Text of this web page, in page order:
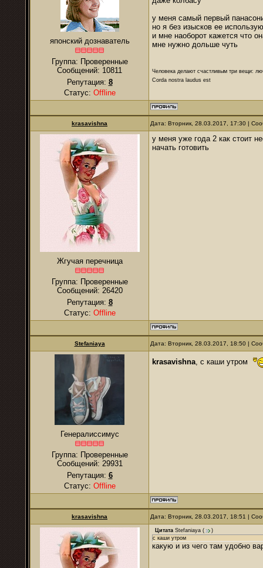
японский дознаватель
Группа: Проверенные
Сообщений: 10811
Репутация: 8
Статус: Offline
у меня самый первый
но я без изысков ее использую
и мне наоборот кажется что
мне нужно дольше чуть
Человека делают счастливым три вещи:
Corda nostra laudus est
krasavishna Дата: Вторник, 28.03.2017, 17:30 |
Жгучая перечница
Группа: Проверенные
Сообщений: 26420
Репутация: 8
Статус: Offline
у меня уже года 2 как стоит
начать готовить
Stefaniaya Дата: Вторник, 28.03.2017, 18:50 |
Генералиссимус
Группа: Проверенные
Сообщений: 29931
Репутация: 6
Статус: Offline
krasavishna, с каши утром
krasavishna Дата: Вторник, 28.03.2017, 18:51 |
Цитата Stefaniaya (
)
с каши утром
какую и из чего там удобно